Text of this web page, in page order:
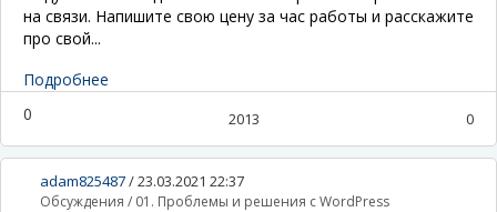
на связи. Напишите свою цену за час работы и расскажите
про свой...
Подробнее
0
2013 0
adam825487/23.03.2021 22:37
Обсуждения / 01. Проблемы и решения с WordPress